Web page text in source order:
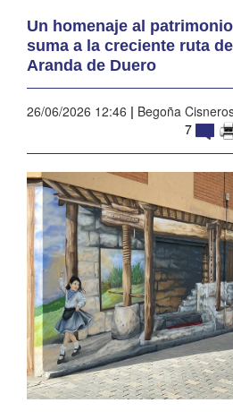
Un homenaje al
suma a la creciente ruta
Aranda de Duero
26/06/2026 12:46 | Begoña
7